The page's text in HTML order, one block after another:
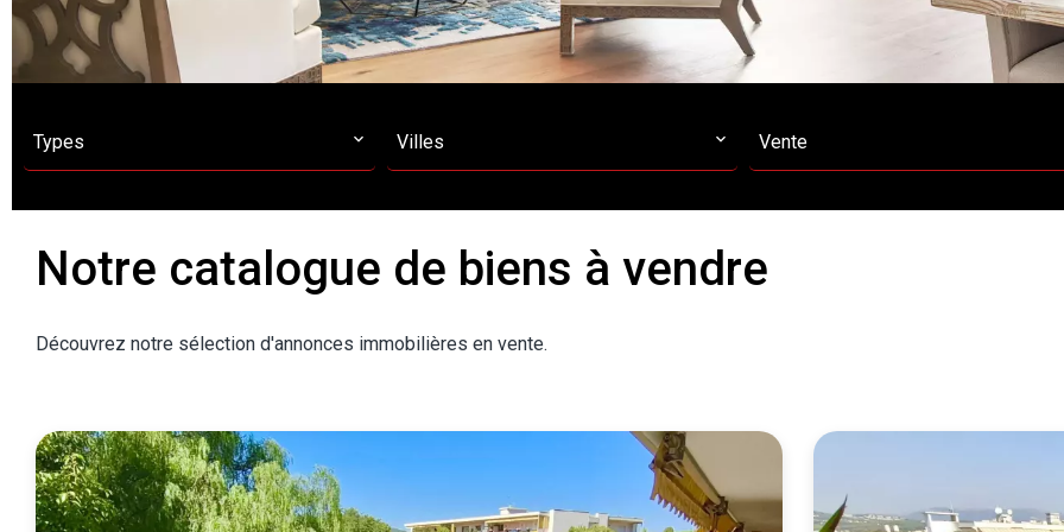
Types Villes Vente
Notre catalogue de biens à vendre
Découvrez notre sélection d'annonces immobilières en vente.